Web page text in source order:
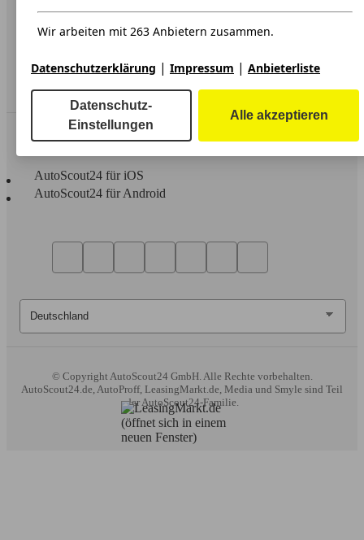
Erklärung zur Barrierefreiheit
Service
Händler
In Verbindung bleiben
AutoScout24 für iOS
AutoScout24 für Android
© Copyright AutoScout24 GmbH. Alle Rechte vorbehalten.
AutoScout24.de, AutoProff, LeasingMarkt.de, Media und Smyle sind Teil
der AutoScout24-Familie.
Wir arbeiten mit 263 Anbietern zusammen.
Datenschutzerklärung | Impressum | Anbieterliste
Datenschutz-
Einstellungen
Alle akzeptieren